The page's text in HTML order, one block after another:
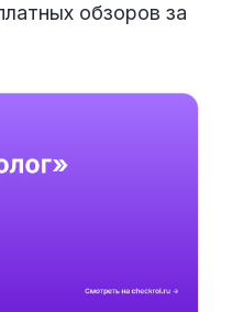
обзоров за